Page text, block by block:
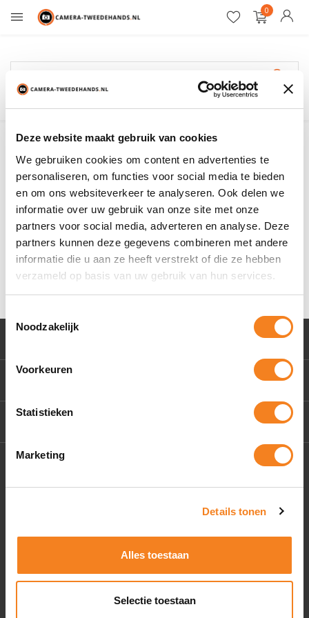
Deze website maakt gebruik van cookies
We gebruiken cookies om content en advertenties te
personaliseren, om functies voor social media te bieden
en om ons websiteverkeer te analyseren. Ook delen we
informatie over uw gebruik van onze site met onze
partners voor social media, adverteren en analyse. Deze
partners kunnen deze gegevens combineren met andere
informatie die u aan ze heeft verstrekt of die ze hebben
verzameld op basis van uw gebruik van hun services.
Noodzakelijk
Voorkeuren
Statistieken
Marketing
Details tonen
Alles toestaan
Selectie toestaan
0
Cokin
Filter
0 producten Toon:
Sorteren op:
Geen producten gevonden!...